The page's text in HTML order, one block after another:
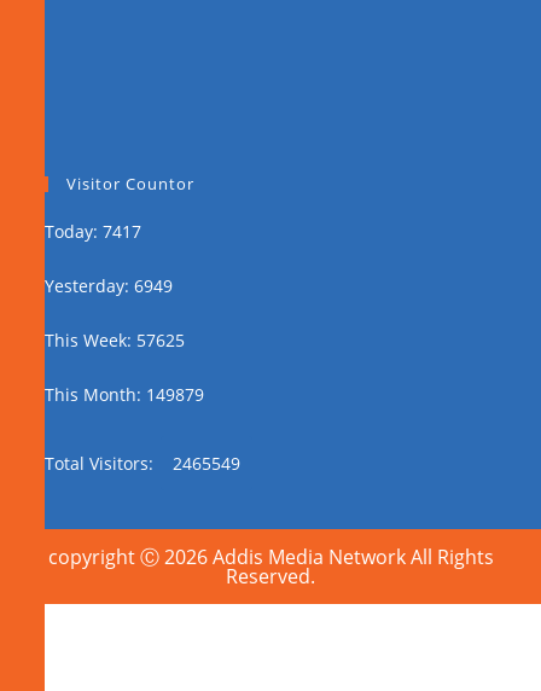
Visitor Countor
Today: 7417
Yesterday: 6949
This Week: 57625
This Month: 149879
Total Visitors: 2465549
copyright Ⓒ 2026 Addis Media Network All Rights
Reserved.